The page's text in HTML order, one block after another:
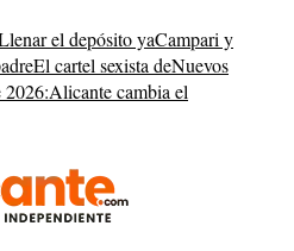
el depósito yaCampari y
El cartel sexista deNuevos
2026:Alicante cambia el